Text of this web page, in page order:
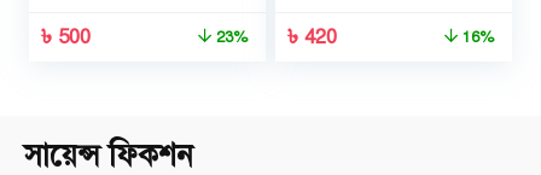
৳ 500 23% ৳420 16%
সায়েন্স ফিকশন